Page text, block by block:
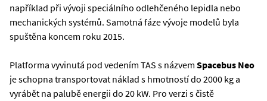
například při vývoji speciálního odlehčeného lepidla nebo
mechanických systémů. Samotná fáze vývoje modelů byla
spuštěna koncem roku 2015.
Platforma vyvinutá pod vedením TAS s názvem Spacebus Neo
je schopna transportovat náklad s hmotností do 2000 kg a
vyrábět na palubě energii do 20 kW. Pro verzi s čistě